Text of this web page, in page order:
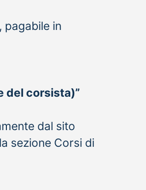
pagabile in
del corsista)”
dal sito
sezione Corsi di